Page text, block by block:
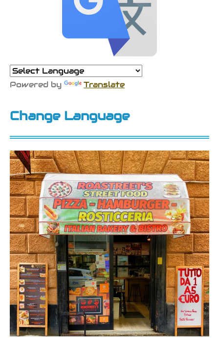
Powered by Translate
Change Language